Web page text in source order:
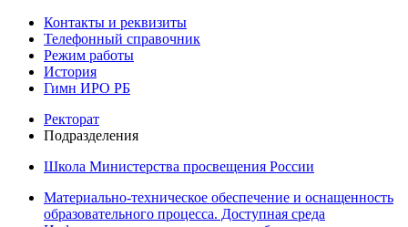
Контакты и реквизиты
Телефонный справочник
Режим работы
История
Гимн ИРО РБ
Ректорат
Подразделения
Школа Министерства просвещения России
Материально-техническое обеспечение и оснащенность
образовательного процесса. Доступная среда